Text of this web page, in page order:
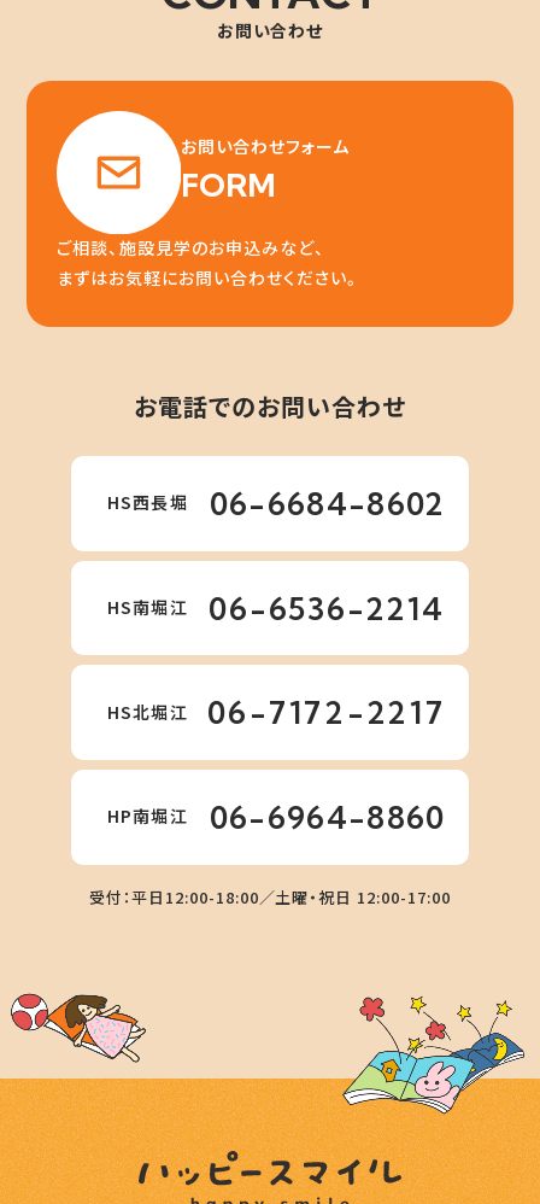
お問い合わせ
お問い合わせフォーム
FORM
ご相談、施設見学のお申込みなど、
まずはお気軽にお問い合わせください。
お電話でのお問い合わせ
HS西長堀 06-6684-8602
HS南堀江 06-6536-2214
HS北堀江 06-7172-2217
HP南堀江 06-6964-8860
受付：平日12:00-18:00／土曜・祝日 12:00-17:00